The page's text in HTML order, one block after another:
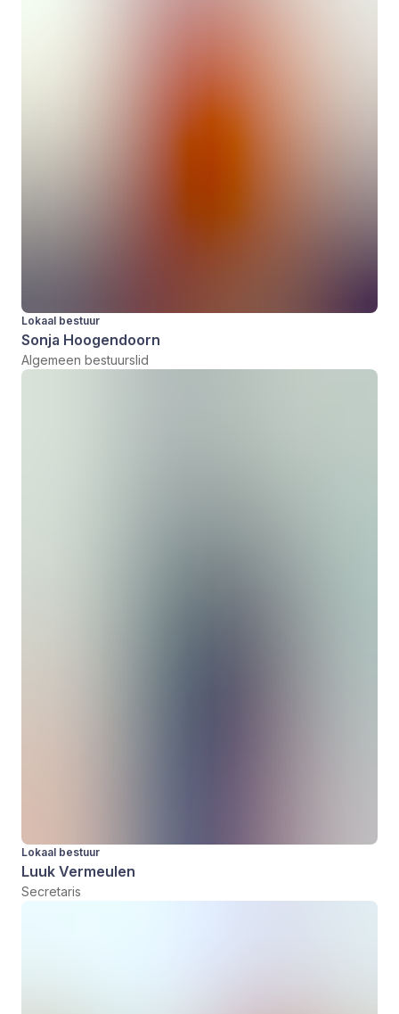
Lokaal bestuur
Sonja Hoogendoorn
Algemeen bestuurslid
Lokaal bestuur
Luuk Vermeulen
Secretaris